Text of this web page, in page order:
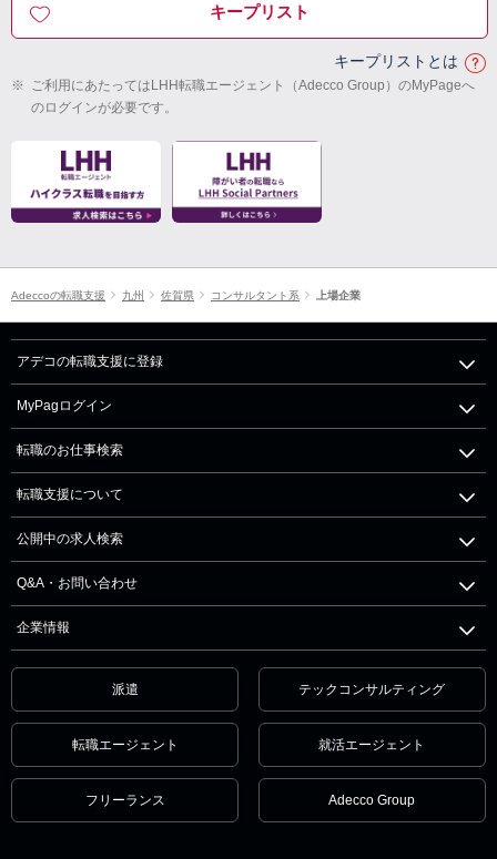
キープリスト
キープリストとは
※ ご利用にあたってはLHH転職エージェント（Adecco Group）のMyPageへ
のログインが必要です。
Adeccoの転職支援 九州 佐賀県 コンサルタント系 上場企業
アデコの転職支援に登録
MyPagログイン
転職のお仕事検索
転職支援について
公開中の求人検索
Q&A・お問い合わせ
企業情報
派遣 テックコンサルティング
転職エージェント 就活エージェント
フリーランス Adecco Group